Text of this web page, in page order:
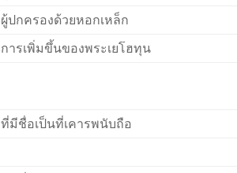
ผู้ปกครองด้วยหอกเหล็ก
การเพิ่มขึ้นของพระเยโฮทุน
ที่มีชื่อเป็นที่เคารพนับถือ